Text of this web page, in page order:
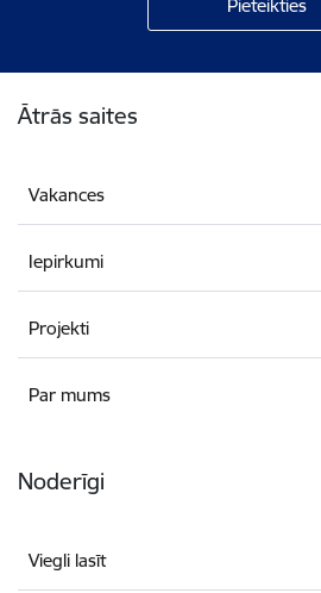
Ātrās saites
Vakances
Iepirkumi
Projekti
Par mums
Noderīgi
Viegli lasīt